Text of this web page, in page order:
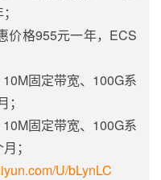
价格955元一年，ECS
固定带宽、100G系
固定带宽、100G系
；
U/bLynLC